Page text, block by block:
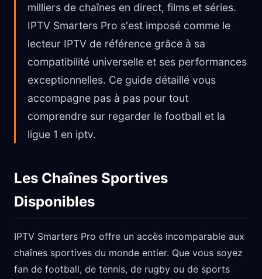
milliers de chaînes en direct, films et séries.
IPTV Smarters Pro s'est imposé comme le
lecteur IPTV de référence grâce à sa
compatibilité universelle et ses performances
exceptionnelles. Ce guide détaillé vous
accompagne pas à pas pour tout
comprendre sur regarder le football et la
ligue 1 en iptv.
Les Chaînes Sportives
Disponibles
IPTV Smarters Pro offre un accès incomparable aux
chaînes sportives du monde entier. Que vous soyez
fan de football, de tennis, de rugby ou de sports